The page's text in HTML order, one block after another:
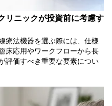
リニックが投資前に考慮す
療法機器を選ぶ際には、仕様
床応用やワークフローから長
評価すべき重要な要素につい